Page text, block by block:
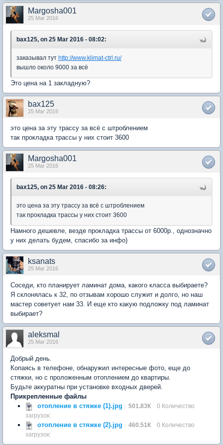
Margosha001
25 Mar 2016
bax125, on 25 Mar 2016 - 08:02:
заказывал тут http://www.klimat-ctrl.ru/
вышло около 9000 за всё
Это цена на 1 закладную?
bax125
25 Mar 2016
это цена за эту трассу за всё с штроблением
так прокладка трассы у них стоит 3600
Margosha001
25 Mar 2016
bax125, on 25 Mar 2016 - 08:26:
это цена за эту трассу за всё с штроблением
так прокладка трассы у них стоит 3600
Намного дешевле, везде прокладка трассы от 6000р., однозначно
у них делать будем, спасибо за инфо)
ksanats
25 Mar 2016
Соседи, кто планирует ламинат дома, какого класса выбираете?
Я склонялась к 32, по отзывам хорошо служит и долго, но наш
мастер советует нам 33. И еще кто какую подложку под ламинат
выбирает?
aleksmal
25 Mar 2016
Добрый день.
Копаясь в телефоне, обнаружил интересные фото, еще до
стяжки, но с проложенным отоплением до квартиры.
Будьте аккуратны при установке входных дверей.
Прикрепленные файлы
отопление в стяжке (1).jpg
501.83К
0 Количество
загрузок:
отопление в стяжке (2).jpg 460.51К
0 Количество
загрузок: